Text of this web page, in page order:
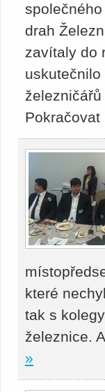
drah
zavítaly do
Pokračovat
které
tak s
železnice.
»